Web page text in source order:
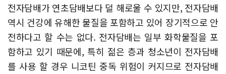
전자담배가 연초담배보다 덜 해로울 수 있지만, 전자담배
역시 건강에 유해한 물질을 포함하고 있어 장기적으로 안
전하다고 할 수는 없다. 전자담배는 일부 화학물질을 포
함하고 있기 때문에, 특히 젊은 층과 청소년이 전자담배
를 사용 할 경우 니코틴 중독 위험이 커지므로 전자담배